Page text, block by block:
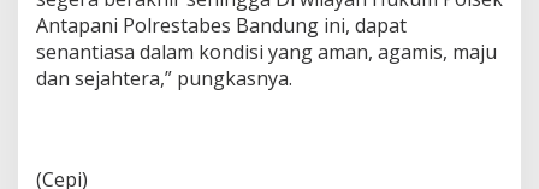
Antapani Polrestabes Bandung ini, dapat
senantiasa dalam kondisi yang aman, agamis, maju
dan sejahtera,” pungkasnya.
(Cepi)